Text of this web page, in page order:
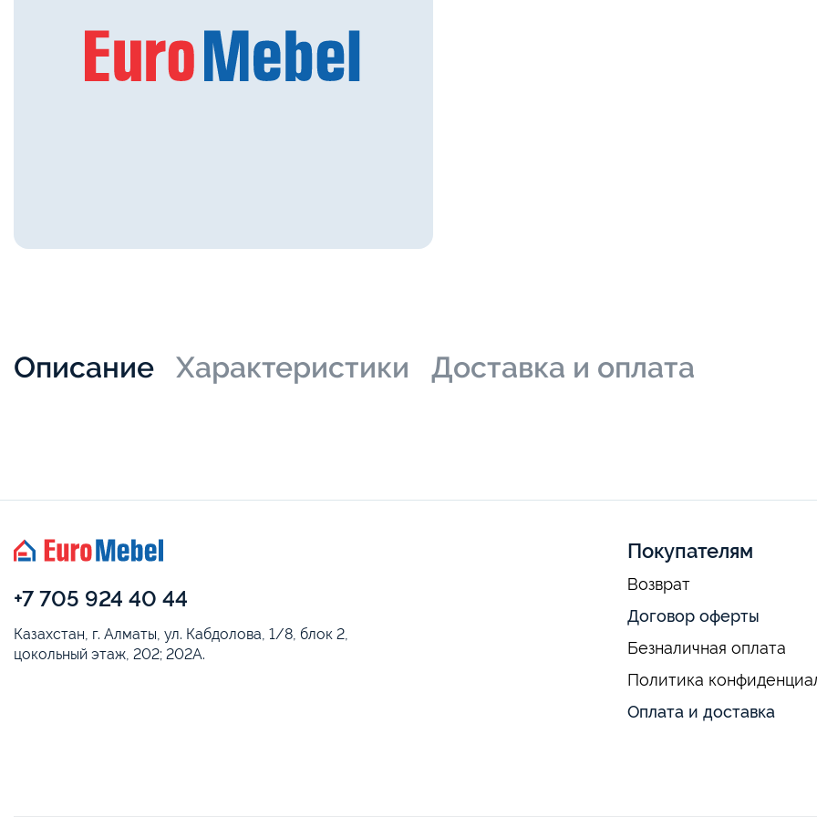
Описание Характеристики Доставка и оплата
+7 705 924 40 44
Казахстан, г. Алматы, ул. Кабдолова, 1/8, блок 2,
цокольный этаж, 202; 202А.
Покупателям
Возврат
Договор оферты
Безналичная оплата
Политика
Оплата и доставка